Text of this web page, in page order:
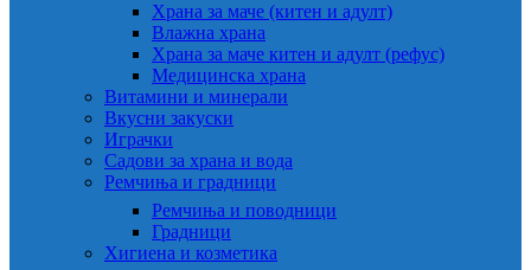
Храна за маче (китен и адулт)
Влажна храна
Храна за маче китен и адулт (рефус)
Медицинска храна
Витамини и минерали
Вкусни закуски
Играчки
Садови за храна и вода
Ремчиња и градници
Ремчиња и поводници
Градници
Хигиена и козметика